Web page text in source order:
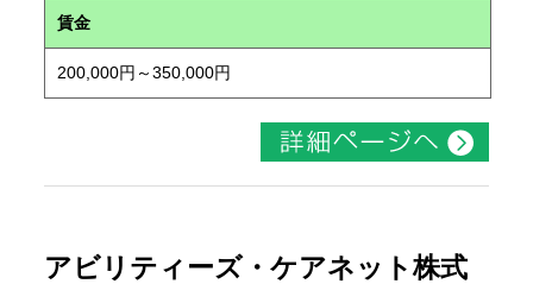
賃金
200,000円～350,000円
アビリティーズ・ケアネット株式